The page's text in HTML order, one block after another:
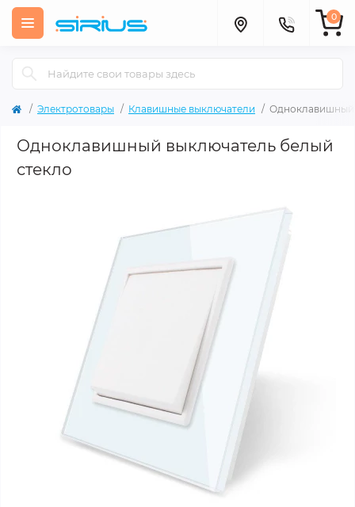
0
Электротовары Клавишные выключатели Одноклавишный
Одноклавишный выключатель белый
стекло